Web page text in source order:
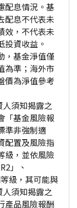
配息情況。基
配息不代表未
效，不代表未
投資收益。
，基金淨值僅
為準；海外市
價為淨值參考
須知揭露之
「基金風險報
準非強制適
配置及風險指
級，並依風險
」、
等級，其可能與
須知揭露之
產品風險報酬